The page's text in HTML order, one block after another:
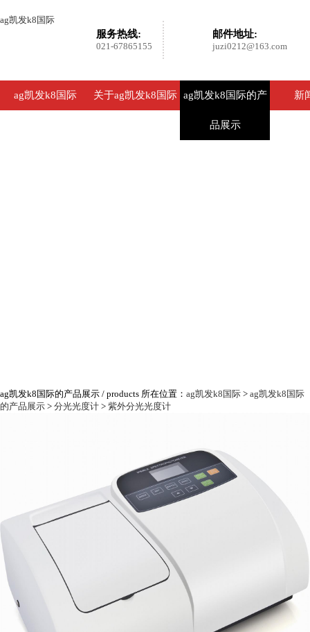
ag凯发k8国际
邮件地址:
juzi0212@163.com
服务热线:
021-67865155
ag凯发k8国际 关于ag凯发k8国际 ag凯发k8国际的产
品展示
新
ag凯发k8国际的产品展示 / products 所在位置： ag凯发k8国际 > ag凯发k8国际
的产品展示 > 分光光度计 > 紫外分光光度计